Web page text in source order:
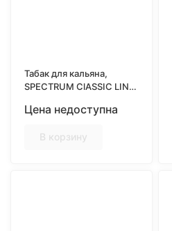
Табак для кальяна,
SPECTRUM ClASSIC LINE
(Американский персик)
Цена недоступна
В корзину